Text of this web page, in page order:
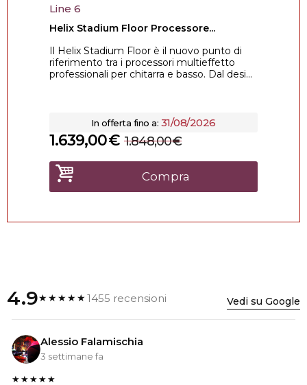
Line 6
Helix Stadium Floor Processore...
Il Helix Stadium Floor è il nuovo punto di
riferimento tra i processori multieffetto
professionali per chitarra e basso. Dal desi...
In offerta fino a: 31/08/2026
€
1.639,00 €
1.848,00
Compra
4.9★★★★★1455 recensioni Vedi su Google
Alessio Falamischia
3 settimane fa
★★★★★